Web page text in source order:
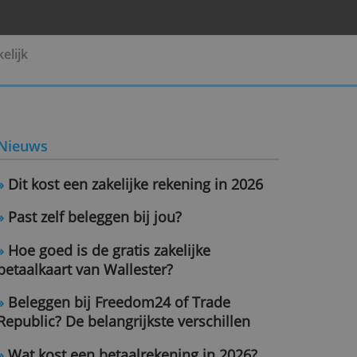
»Dit kost een zakelijke rekening
»Past zelf beleggen bij jou?
betaalkaart van Wallester?
»
Beleggen bij Freedom24 of